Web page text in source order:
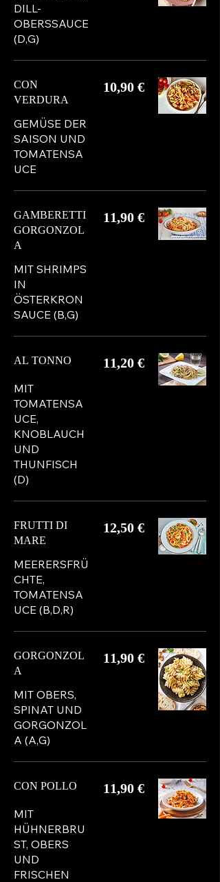
DILL-
OBERSSAUCE
(D,G)
CON
VERDURA
GEMÜSE DER
SAISON UND
TOMATENSA
UCE
10,90 €
GAMBERETTI
GORGONZOL
A
MIT SHRIMPS
IN
ÖSTERKRON
SAUCE (B,G)
11,90 €
AL TONNO
MIT
TOMATENSA
UCE,
KNOBLAUCH
UND
THUNFISCH
(D)
11,20 €
FRUTTI DI
MARE
MEERERSFRÜ
CHTE,
TOMATENSA
UCE (B,D,R)
12,50 €
GORGONZOL
A
MIT OBERS,
SPINAT UND
GORGONZOL
A (A,G)
11,90 €
CON POLLO
MIT
HÜHNERBRU
ST, OBERS
UND
FRISCHEN
11,90 €